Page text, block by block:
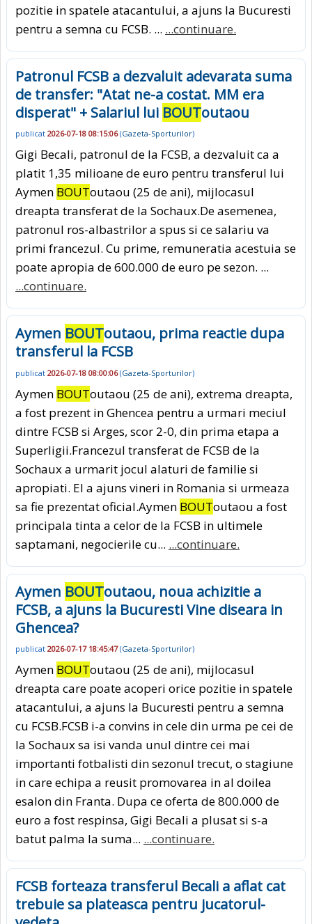
pozitie in spatele atacantului, a ajuns la Bucuresti
pentru a semna cu FCSB. ... ...continuare.
Patronul FCSB a dezvaluit adevarata suma
de transfer: "Atat ne-a costat. MM era
disperat" + Salariul lui BOUToutaou
publicat 2026-07-18 08:15:06(Gazeta-Sporturilor)
Gigi Becali, patronul de la FCSB, a dezvaluit ca a
platit 1,35 milioane de euro pentru transferul lui
Aymen BOUToutaou (25 de ani), mijlocasul
dreapta transferat de la Sochaux.De asemenea,
patronul ros-albastrilor a spus si ce salariu va
primi francezul. Cu prime, remuneratia acestuia se
poate apropia de 600.000 de euro pe sezon. ...
...continuare.
Aymen BOUToutaou, prima reactie dupa
transferul la FCSB
publicat 2026-07-18 08:00:06(Gazeta-Sporturilor)
Aymen BOUToutaou (25 de ani), extrema dreapta,
a fost prezent in Ghencea pentru a urmari meciul
dintre FCSB si Arges, scor 2-0, din prima etapa a
Superligii.Francezul transferat de FCSB de la
Sochaux a urmarit jocul alaturi de familie si
apropiati. El a ajuns vineri in Romania si urmeaza
sa fie prezentat oficial.Aymen BOUToutaou a fost
principala tinta a celor de la FCSB in ultimele
saptamani, negocierile cu... ...continuare.
Aymen BOUToutaou, noua achizitie a
FCSB, a ajuns la Bucuresti Vine diseara in
Ghencea?
publicat 2026-07-17 18:45:47(Gazeta-Sporturilor)
Aymen BOUToutaou (25 de ani), mijlocasul
dreapta care poate acoperi orice pozitie in spatele
atacantului, a ajuns la Bucuresti pentru a semna
cu FCSB.FCSB i-a convins in cele din urma pe cei de
la Sochaux sa isi vanda unul dintre cei mai
importanti fotbalisti din sezonul trecut, o stagiune
in care echipa a reusit promovarea in al doilea
esalon din Franta. Dupa ce oferta de 800.000 de
euro a fost respinsa, Gigi Becali a plusat si s-a
batut palma la suma... ...continuare.
FCSB forteaza transferul Becali a aflat cat
trebuie sa plateasca pentru jucatorul-